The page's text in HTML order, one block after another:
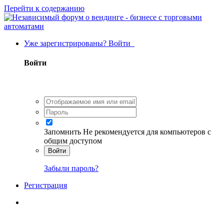
Перейти к содержанию
Уже зарегистрированы? Войти
Войти
Запомнить Не рекомендуется для компьютеров с
общим доступом
Войти
Забыли пароль?
Регистрация